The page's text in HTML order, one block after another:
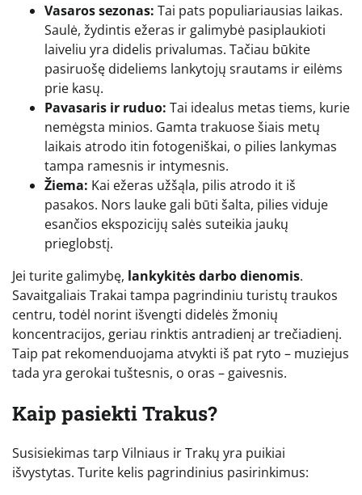
Vasaros sezonas: Tai pats populiariausias laikas.
Saulė, žydintis ežeras ir galimybė pasiplaukioti
laiveliu yra didelis privalumas. Tačiau būkite
pasiruošę dideliems lankytojų srautams ir eilėms
prie kasų.
Pavasaris ir ruduo: Tai idealus metas tiems, kurie
nemėgsta minios. Gamta trakuose šiais metų
laikais atrodo itin fotogeniškai, o pilies lankymas
tampa ramesnis ir intymesnis.
Žiema: Kai ežeras užšąla, pilis atrodo it iš
pasakos. Nors lauke gali būti šalta, pilies viduje
esančios ekspozicijų salės suteikia jaukų
prieglobstį.
Jei turite galimybę, lankykitės darbo dienomis.
Savaitgaliais Trakai tampa pagrindiniu turistų traukos
centru, todėl norint išvengti didelės žmonių
koncentracijos, geriau rinktis antradienį ar trečiadienį.
Taip pat rekomenduojama atvykti iš pat ryto – muziejus
tada yra gerokai tuštesnis, o oras – gaivesnis.
Kaip pasiekti Trakus?
Susisiekimas tarp Vilniaus ir Trakų yra puikiai
išvystytas. Turite kelis pagrindinius pasirinkimus: